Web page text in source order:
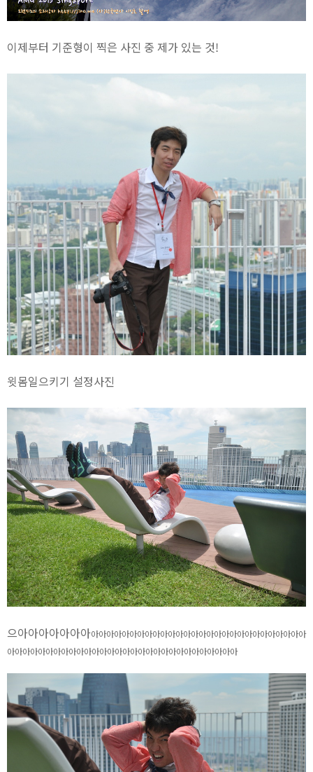
이제부터 기준형이 찍은 사진 중 제가 있는 것!
윗몸일으키기 설정사진
으아아아아아아아아아아아아아아아아아아아아아아아아아아아아아아아아아아아
아아아아아아아아아아아아아아아아아아아아아아아아아아아아아아